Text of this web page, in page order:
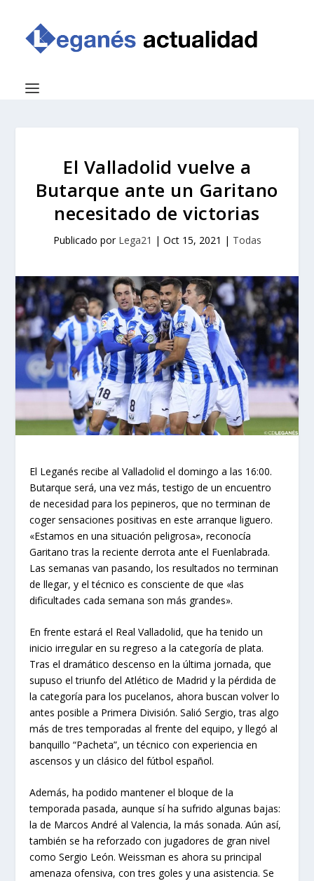
El Valladolid vuelve a
Butarque ante un Garitano
necesitado de victorias
Publicado por Lega21 | Oct 15, 2021 | Todas
El Leganés recibe al Valladolid el domingo a las 16:00.
Butarque será, una vez más, testigo de un encuentro
de necesidad para los pepineros, que no terminan de
coger sensaciones positivas en este arranque liguero.
«Estamos en una situación peligrosa», reconocía
Garitano tras la reciente derrota ante el Fuenlabrada.
Las semanas van pasando, los resultados no terminan
de llegar, y el técnico es consciente de que «las
dificultades cada semana son más grandes».
En frente estará el Real Valladolid, que ha tenido un
inicio irregular en su regreso a la categoría de plata.
Tras el dramático descenso en la última jornada, que
supuso el triunfo del Atlético de Madrid y la pérdida de
la categoría para los pucelanos, ahora buscan volver lo
antes posible a Primera División. Salió Sergio, tras algo
más de tres temporadas al frente del equipo, y llegó al
banquillo “Pacheta”, un técnico con experiencia en
ascensos y un clásico del fútbol español.
Además, ha podido mantener el bloque de la
temporada pasada, aunque sí ha sufrido algunas bajas:
la de Marcos André al Valencia, la más sonada. Aún así,
también se ha reforzado con jugadores de gran nivel
como Sergio León. Weissman es ahora su principal
amenaza ofensiva, con tres goles y una asistencia. Se